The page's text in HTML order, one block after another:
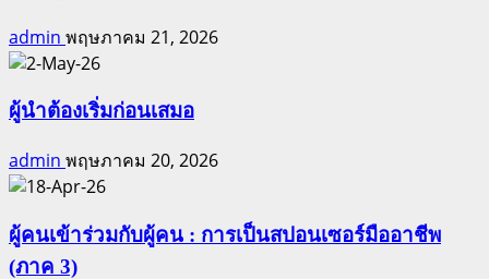
admin พฤษภาคม 21, 2026
ผู้นำต้องเริ่มก่อนเสมอ
admin พฤษภาคม 20, 2026
ผู้คนเข้าร่วมกับผู้คน : การเป็นสปอนเซอร์มืออาชีพ
(ภาค 3)